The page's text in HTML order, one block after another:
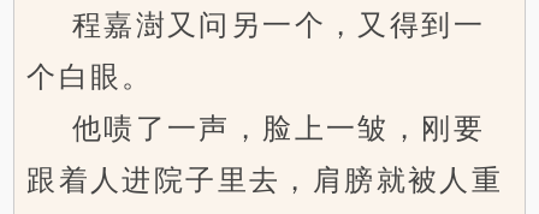
程嘉澍又问另一个，又得到一
个白眼。
他啧了一声，脸上一皱，刚要
跟着人进院子里去，肩膀就被人重